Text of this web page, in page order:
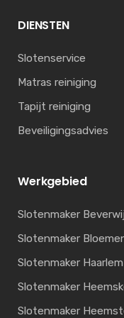
DIENSTEN
Slotenservice
Matras reiniging
Tapijt reiniging
Beveiligingsadvies
Werkgebied
Slotenmaker
Slotenmaker
Slotenmaker Haarlem
Slotenmaker
Slotenmaker